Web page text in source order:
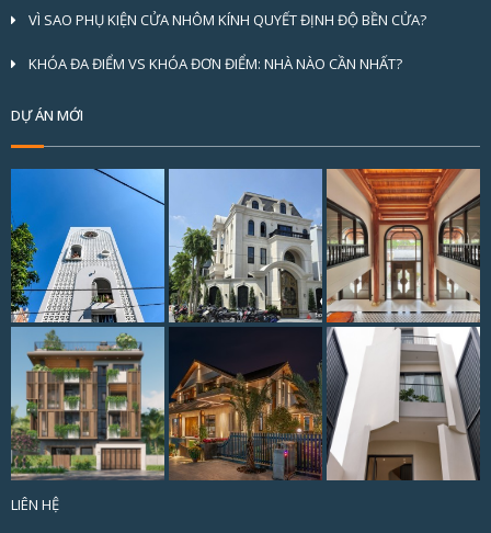
VÌ SAO PHỤ KIỆN CỬA NHÔM KÍNH QUYẾT ĐỊNH ĐỘ BỀN CỬA?
KHÓA ĐA ĐIỂM VS KHÓA ĐƠN ĐIỂM: NHÀ NÀO CẦN NHẤT?
DỰ ÁN MỚI
LIÊN HỆ